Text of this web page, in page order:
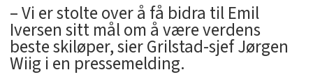
– Vi er stolte over å få bidra til Emil
Iversen sitt mål om å være verdens
beste skiløper, sier Grilstad-sjef Jørgen
Wiig i en pressemelding.